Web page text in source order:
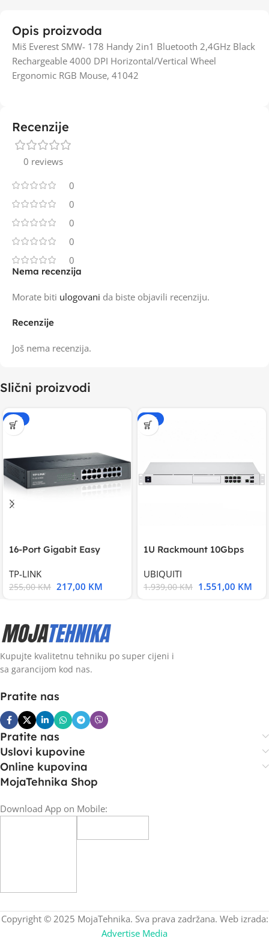
Opis proizvoda
Miš Everest SMW- 178 Handy 2in1 Bluetooth 2,4GHz Black
Rechargeable 4000 DPI Horizontal/Vertical Wheel
Ergonomic RGB Mouse, 41042
Recenzije
0 reviews
0
0
0
0
0
Recenzije
Još nema recenzija.
Nema recenzija
Morate biti ulogovani da biste objavili recenziju.
Slični proizvodi
-15%
16-Port Gigabit Easy
TP-LINK
255,00KM 217,00 KM
-20%
1U Rackmount 10Gbps
UBIQUITI
1.939,00KM 1.551,00 KM
Kupujte kvalitetnu tehniku po super cijeni i
sa garancijom kod nas.
Pratite nas
Pratite nas
Uslovi kupovine
Online kupovina
MojaTehnika Shop
Download App on Mobile:
Copyright © 2025 MojaTehnika. Sva prava zadržana. Web izrada:
Advertise Media